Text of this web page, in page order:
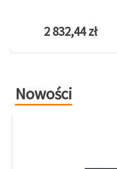
2 832,44 zł
Nowości